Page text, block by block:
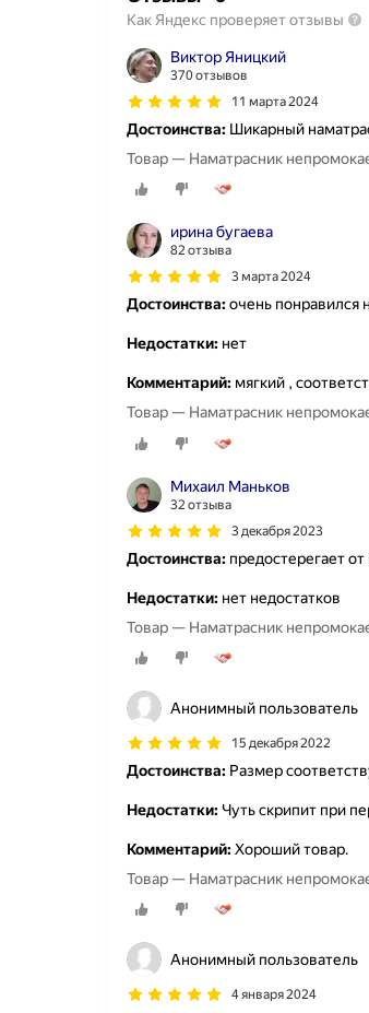
Как Яндекс проверяет отзывы
Виктор Яницкий
370 отзывов
11 марта 2024
Достоинства: Шикарный
Товар — Наматрасник
ирина бугаева
82 отзыва
3 марта 2024
Достоинства:очень понравился
Недостатки: нет
Комментарий: мягкий ,
Товар — Наматрасник
Михаил Маньков
32 отзыва
3 декабря 2023
Достоинства: предостерегает
Недостатки: нет недостатков
Товар — Наматрасник
Анонимный пользователь
15 декабря 2022
Достоинства: Размер
Недостатки: Чуть скрипит при
Комментарий:Хороший товар.
Товар — Наматрасник
Анонимный пользователь
4 января 2024